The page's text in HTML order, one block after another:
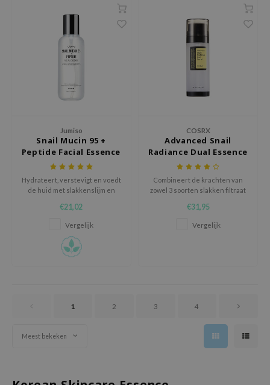
Mate
Jumiso
Snail Mucin 95 +
Peptide Facial Essence
Hydrateert, verstevigt en voedt
de huid met slakkenslijm en
huidtypes.
€21,02
Vergelijk
COSRX
Advanced Snail
Radiance Dual Essence
Combineert de krachten van
zowel 3 soorten slakken filtraat
huid steviger en
gehydrateerder aan zal voelen.
€31,95
Vergelijk
1 2 3 4
Meest bekeken